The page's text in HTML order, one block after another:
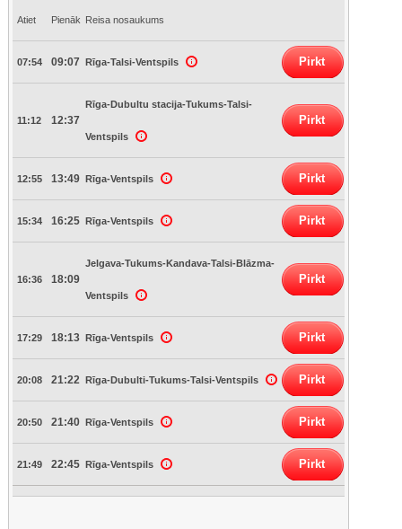
Atiet Pienāk Reisa nosaukums
07:54 09:07 Rīga-Talsi-Ventspils Pirkt
11:12 12:37
Rīga-Dubultu stacija-Tukums-Talsi-
Ventspils
Pirkt
12:55 13:49 Rīga-Ventspils Pirkt
15:34 16:25 Rīga-Ventspils Pirkt
16:36 18:09
Jelgava-Tukums-Kandava-Talsi-Blāzma-
Ventspils
Pirkt
17:29 18:13 Rīga-Ventspils Pirkt
20:08 21:22 Rīga-Dubulti-Tukums-Talsi-Ventspils Pirkt
20:50 21:40 Rīga-Ventspils Pirkt
21:49 22:45 Rīga-Ventspils Pirkt